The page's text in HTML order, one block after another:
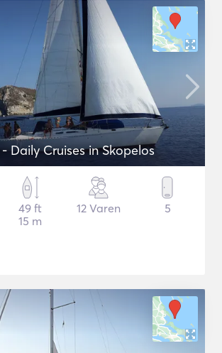
Daily Cruises in Skopelos
49 ft
15 m
12 Varen 5